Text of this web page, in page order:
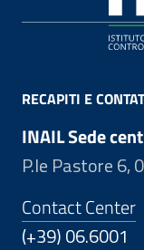
RECAPITI E
INAIL Sede
P.le Pastore 6,
Contact Center
(+39) 06.6001